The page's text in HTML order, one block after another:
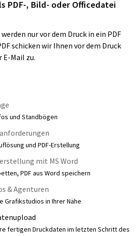
PDF-, Bild- oder Officedatei
nur vor dem Druck in ein PDF
schicken wir Ihnen vor dem Druck
Mail zu.
und Standbögen
und PDF-Erstellung
mit MS Word
PDF aus Word speichern
& Agenturen
Grafikstudios in Ihrer Nähe
fertigen Druckdaten im letzten Schritt des